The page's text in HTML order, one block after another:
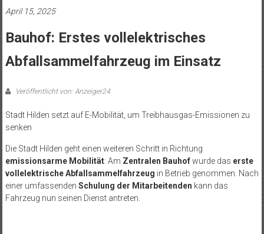
April 15, 2025
Bauhof: Erstes vollelektrisches
Abfallsammelfahrzeug im Einsatz
Veröffentlicht von: Anzeiger24
Stadt Hilden setzt auf E-Mobilität, um Treibhausgas-Emissionen zu
senken
Die Stadt Hilden geht einen weiteren Schritt in Richtung
emissionsarme Mobilität: Am Zentralen Bauhofwurde das erste
vollelektrische Abfallsammelfahrzeug in Betrieb genommen. Nach
einer umfassenden Schulung der Mitarbeitenden kann das
Fahrzeug nun seinen Dienst antreten.